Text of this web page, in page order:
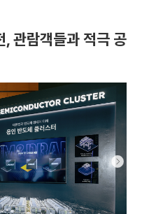
관람객들과 적극 공